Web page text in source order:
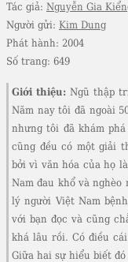
Tác giả: Nguyễn Gia
Người gửi: Kim Dung
Phát hành: 2004
Số trang: 649
Giới thiệu: Ngũ thập
Năm nay tôi đã ngoài
nhưng tôi đã khám
cũng đều có một giải
bởi vì văn hóa của họ
Nam đau khổ và
lý người Việt Nam
với bạn đọc và cũng
khá lâu rồi. Có điều
Giữa hai sự hiểu biết